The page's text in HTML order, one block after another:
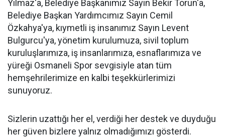
Yılmaz'a, Belediye Başkanımız Sayın Bekir Torun'a,
Belediye Başkan Yardımcımız Sayın Cemil
Özkahya'ya, kıymetli iş insanımız Sayın Levent
Bulgurcu'ya, yönetim kurulumuza, sivil toplum
kuruluşlarımıza, iş insanlarımıza, esnaflarımıza ve
yüreği Osmaneli Spor sevgisiyle atan tüm
hemşehrilerimize en kalbi teşekkürlerimizi
sunuyoruz.
Sizlerin uzattığı her el, verdiği her destek ve duyduğu
her güven bizlere yalnız olmadığımızı gösterdi.